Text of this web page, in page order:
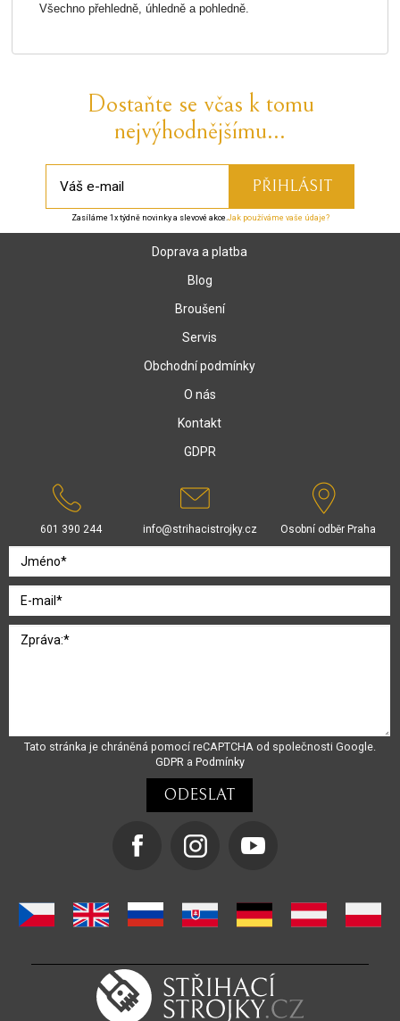
Všechno přehledně, úhledně a pohledně.
Dostaňte se včas k tomu
nejvýhodnějšímu...
Zasíláme 1x týdně novinky a slevové akce. Jak používáme vaše údaje?
Doprava a platba
Blog
Broušení
Servis
Obchodní podmínky
O nás
Kontakt
GDPR
601 390 244 info@strihacistrojky.cz Osobní odběr Praha
Tato stránka je chráněná pomocí reCAPTCHA od společnosti Google.
GDPR a Podmínky